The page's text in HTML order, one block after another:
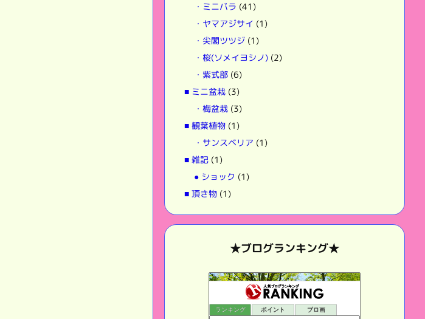
・ミニバラ (41)
・ヤマアジサイ (1)
・尖閣ツツジ (1)
・桜(ソメイヨシノ) (2)
・紫式部 (6)
■ ミニ盆栽 (3)
・梅盆栽 (3)
■ 観葉植物 (1)
・サンスベリア (1)
■ 雑記 (1)
● ショック (1)
■ 頂き物 (1)
★ブログランキング★
ランキング ポイント ブロ画